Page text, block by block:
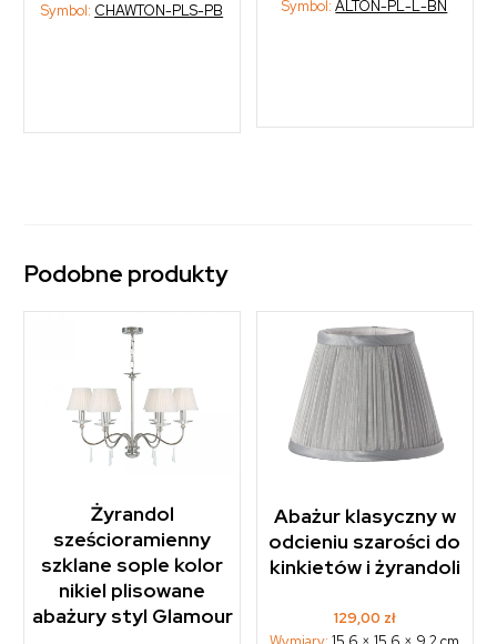
Symbol: CHAWTON-PLS-PB Symbol:ALTON-PL-L-BN
Podobne produkty
Żyrandol
sześcioramienny
szklane sople kolor
nikiel plisowane
abażury styl Glamour
Abażur klasyczny w
odcieniu szarości do
kinkietów i żyrandoli
129,00 zł